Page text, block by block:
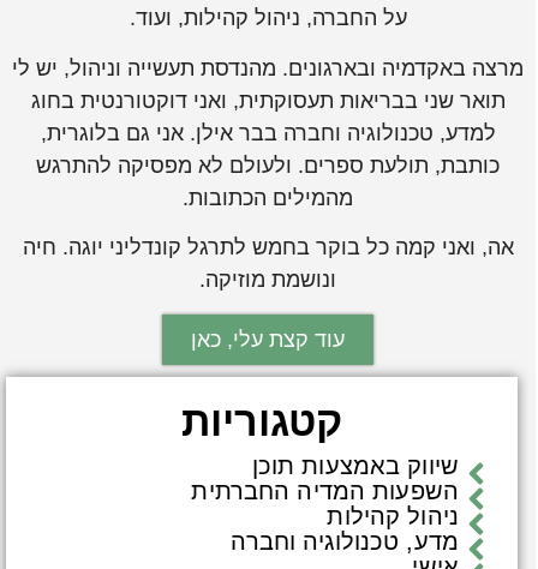
על החברה, ניהול קהילות, ועוד.
מרצה באקדמיה ובארגונים. מהנדסת תעשייה וניהול, יש לי
תואר שני בבריאות תעסוקתית, ואני דוקטורנטית בחוג
למדע, טכנולוגיה וחברה בבר אילן. אני גם בלוגרית,
כותבת, תולעת ספרים. ולעולם לא מפסיקה להתרגש
מהמילים הכתובות.
אה, ואני קמה כל בוקר בחמש לתרגל קונדליני יוגה. חיה
ונושמת מוזיקה.
עוד קצת עלי, כאן
קטגוריות
שיווק באמצעות תוכן
השפעות המדיה החברתית
ניהול קהילות
מדע, טכנולוגיה וחברה